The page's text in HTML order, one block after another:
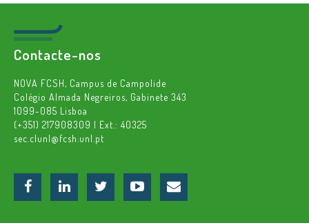
Contacte-nos
NOVA FCSH, Campus de Campolide
Colégio Almada Negreiros, Gabinete 343
1099-085 Lisboa
(+351) 217908309 | Ext.: 40325
sec.clunl@fcsh.unl.pt